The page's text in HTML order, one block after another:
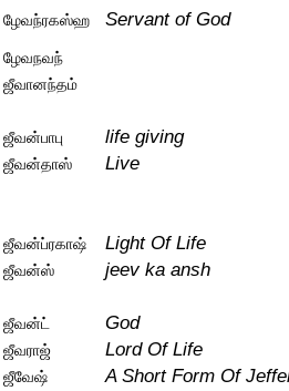
ழேவந்ரகஸ்ஹ
Servant of God
ழேவநவந்
ஜீவானந்தம்
ஜீவன்பாபு
life giving
ஜீவன்தாஸ்
Live
ஜீவன்ப்ரகாஷ்
Light Of Life
ஜீவன்ஸ்
jeev ka ansh
ஜீவன்ட்
God
ஜீவராஜ்
Lord Of Life
ஜீவேஷ்
A Short Form Of